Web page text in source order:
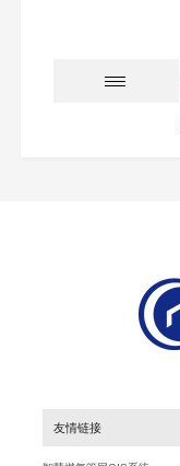
友情链接